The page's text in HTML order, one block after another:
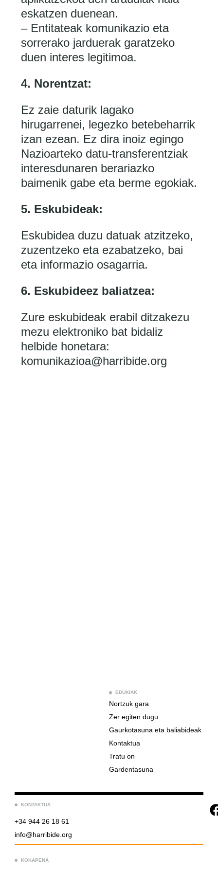
eskatzen duenean.
– Entitateak komunikazio eta
sorrerako jarduerak garatzeko
duen interes legitimoa.
4. Norentzat:
Ez zaie daturik lagako
hirugarrenei, legezko betebeharrik
izan ezean. Ez dira inoiz egingo
Nazioarteko datu-transferentziak
interesdunaren berariazko
baimenik gabe eta berme egokiak.
5. Eskubideak:
Eskubidea duzu datuak atzitzeko,
zuzentzeko eta ezabatzeko, bai
eta informazio osagarria.
6. Eskubideez baliatzea:
Zure eskubideak erabil ditzakezu
mezu elektroniko bat bidaliz
helbide honetara:
komunikazioa@harribide.org
EDUKIAK
Nortzuk gara
Zer egiten dugu
Gaurkotasuna eta baliabideak
Kontaktua
Tratu on
Gardentasuna
KONTAKTUA
+34 944 26 18 61
info@harribide.org
KOKAPENA